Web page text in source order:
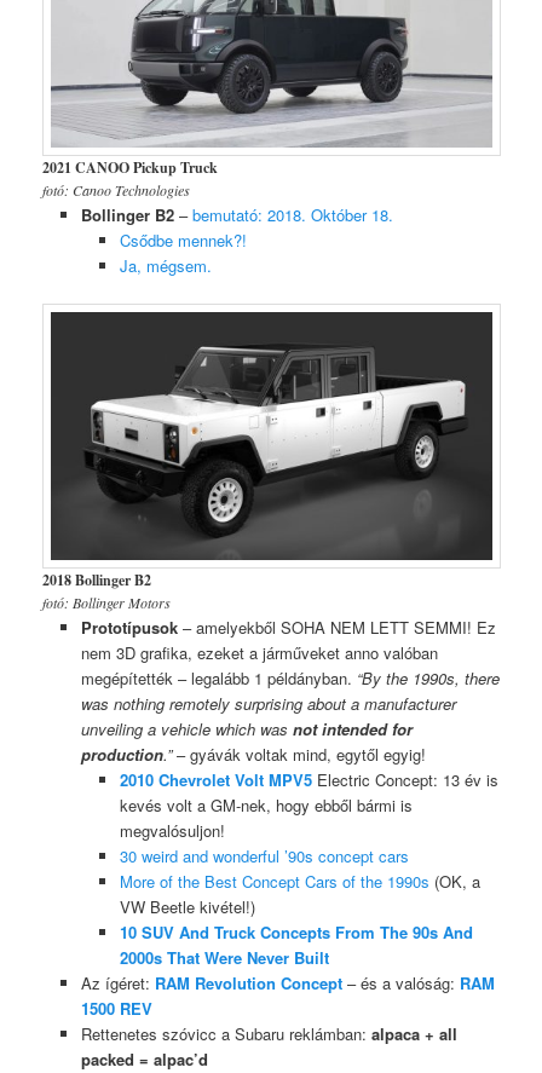
2021 CANOO Pickup Truck
fotó: Canoo Technologies
Bollinger B2–bemutató: 2018. Október 18.
Csődbe mennek?!
Ja, mégsem.
2018 Bollinger B2
fotó: Bollinger Motors
Prototípusok– amelyekből SOHA NEM LETT SEMMI! Ez
nem 3D grafika, ezeket a járműveket anno valóban
megépítették – legalább 1 példányban. “By the 1990s, there
was nothing remotely surprising about a manufacturer
unveiling a vehicle which was not intended for
production.”– gyávák voltak mind, egytől egyig!
2010 Chevrolet Volt MPV5 Electric Concept: 13 év is
kevés volt a GM-nek, hogy ebből bármi is
megvalósuljon!
30 weird and wonderful ’90s concept cars
More of the Best Concept Cars of the 1990s (OK, a
VW Beetle kivétel!)
10 SUV And Truck Concepts From The 90s And
2000s That Were Never Built
Az ígéret: RAM Revolution Concept– és a valóság: RAM
1500 REV
Rettenetes szóvicc a Subaru reklámban: alpaca + all
packed = alpac’d